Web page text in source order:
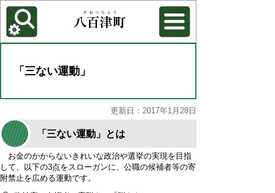
各種機能
背景色を変更する
「三ない運動」
更新日：2017年1月28日
「三ない運動」とは
お金のかからないきれいな政治や選挙の実現を目指
して、以下の3点をスローガンに、公職の候補者等の寄
附禁止を広める運動です。